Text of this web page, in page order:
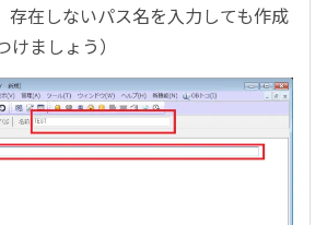
存在しないパス名を入力しても作成
ましょう）